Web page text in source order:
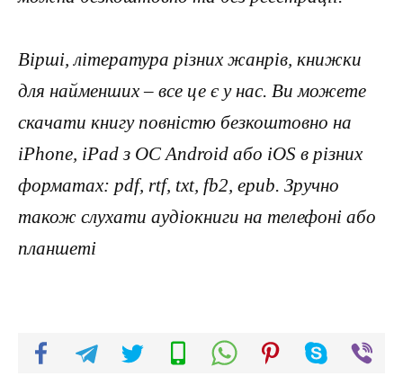
Вірші, література різних жанрів, книжки
для найменших – все це є у нас. Ви можете
скачати книгу повністю безкоштовно на
iPhone, iPad з ОС Android або iOS в різних
форматах: pdf, rtf, txt, fb2, epub. Зручно
також слухати аудіокниги на телефоні або
планшеті